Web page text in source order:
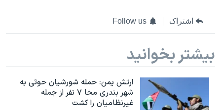
اشتراک Follow us
بیشتر بخوانید
ارتش یمن: حمله شورشیان حوثی به
شهر بندری مخا ۷ نفر از جمله
غیرنظامیان را کشت